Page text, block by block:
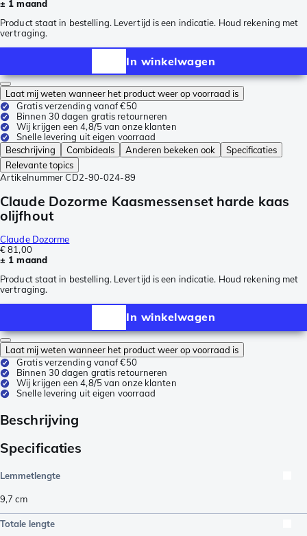
± 1 maand
Product staat in bestelling. Levertijd is een indicatie. Houd rekening met
vertraging.
In winkelwagen
Laat mij weten wanneer het product weer op voorraad is
Gratis verzending vanaf €50
Binnen 30 dagen gratis retourneren
Wij krijgen een 4,8/5 van onze klanten
Snelle levering uit eigen voorraad
Beschrijving
Combideals Anderen bekeken ook
Specificaties
Relevante topics
Artikelnummer CD2-90-024-89
Claude Dozorme Kaasmessenset harde kaas
olijfhout
Claude Dozorme
€ 81,00
± 1 maand
Product staat in bestelling. Levertijd is een indicatie. Houd rekening met
vertraging.
In winkelwagen
Laat mij weten wanneer het product weer op voorraad is
Gratis verzending vanaf €50
Binnen 30 dagen gratis retourneren
Wij krijgen een 4,8/5 van onze klanten
Snelle levering uit eigen voorraad
Beschrijving
Specificaties
Lemmetlengte
9,7 cm
Totale lengte